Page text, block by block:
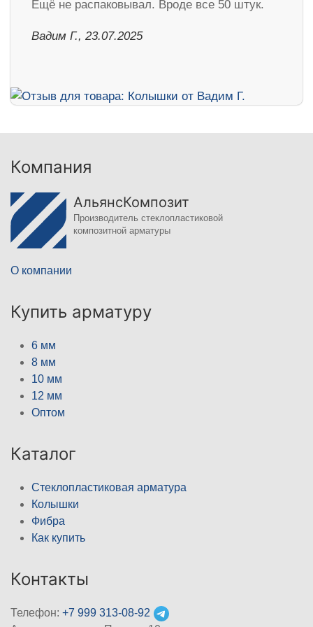
Ещё не распаковывал. Вроде все 50 штук.
Вадим Г., 23.07.2025
Компания
АльянсКомпозит
Производитель стеклопластиковой
композитной арматуры
О компании
Купить арматуру
6 мм
8 мм
10 мм
12 мм
Оптом
Каталог
Стеклопластиковая арматура
Колышки
Фибра
Как купить
Контакты
Телефон: +7 999 313-08-92